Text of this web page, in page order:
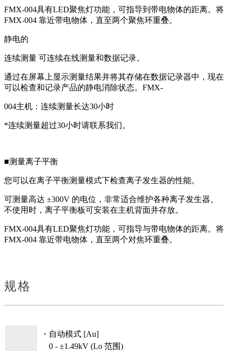
FMX-004具有LED聚焦灯功能，可指导到带电物体的距离。将
FMX-004 靠近带电物体，直至两个聚焦环重叠。
静电的
连续测量 可连续在线测量和数据记录。
通过在屏幕上显示测量结果并将其存储在数据记录器中，现在
可以检查和记录产品的静电消除状态。FMX-
004主机：连续测量长达30小时
*连续测量超过30小时请联系我们。
■测量离子平衡
您可以在离子平衡测量模式下检查离子发生器的性能。
可测量高达 ±300V 的电位，非常适合维护各种离子发生器。
不使用时，离子平衡板可安装在主机背面并存放。
FMX-004具有LED聚焦灯功能，可指导与带电物体的距离。将
FMX-004 靠近带电物体，直至两个对焦环重叠。
规格
・自动模式 [Au]
0 - ±1.49kV (Lo 范围)